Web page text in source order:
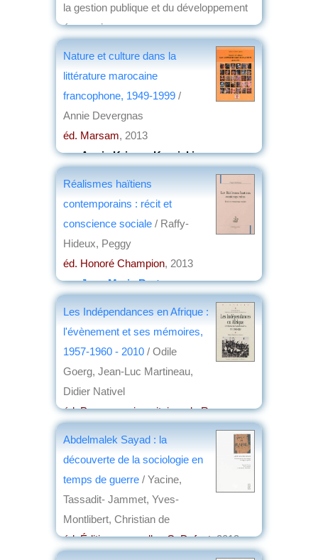
la gestion publique et du développement
économique
éd. Comité pour l'histoire économique et
Nature et culture dans la
littérature marocaine
francophone, 1949-1999 /
Annie Devergnas
éd. Marsam, 2013
parAnnie Krieger-Krynicki
Réalismes haïtiens
contemporains : récit et
conscience sociale / Raffy-
Hideux, Peggy
éd. Honoré Champion, 2013
parJean-Marie Breton
Les Indépendances en Afrique :
l'évènement et ses mémoires,
1957-1960 - 2010 / Odile
Goerg, Jean-Luc Martineau,
Didier Nativel
éd. Presses universitaires de Rennes,
Abdelmalek Sayad : la
découverte de la sociologie en
temps de guerre / Yacine,
Tassadit- Jammet, Yves-
Montlibert, Christian de
éd. Éditions nouvelles C. Defaut, 2013